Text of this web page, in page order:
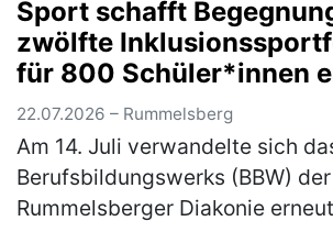
Neumarkt zum Hotspot für
Sport schafft
zwölfte
für 800 Schüler*innen
vielfältiges
22.07.2026 – Rummelsberg
Am 14. Juli verwandelte sich
Berufsbildungswerks (BBW) der
Rummelsberger Diakonie